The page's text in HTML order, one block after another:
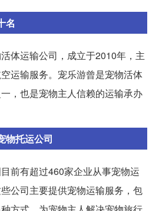
名
体运输公司，成立于2010年，主
运输服务。宠乐游曾是宠物活体
，也是宠物主人信赖的运输承办
物托运公司
前有超过460家企业从事宠物运
公司主要提供宠物运输服务，包